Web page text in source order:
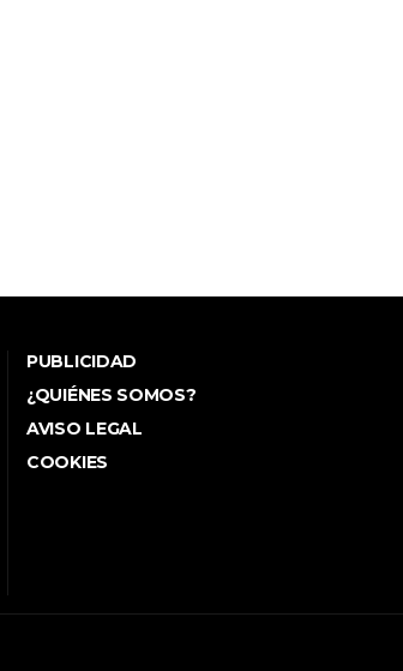
PUBLICIDAD
¿QUIÉNES SOMOS?
AVISO LEGAL
COOKIES